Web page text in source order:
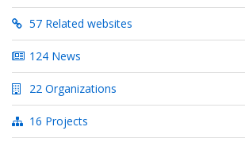
57 Related websites
124 News
22 Organizations
16 Projects